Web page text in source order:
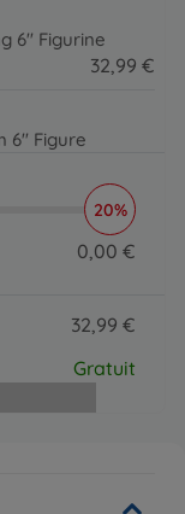
6" Figurine
32 99 €
6" Figure
32.99 EUR
Accs Ken
32, 99
Figurine
32,99
20%
0,00 €
32,99 €
Gratuit